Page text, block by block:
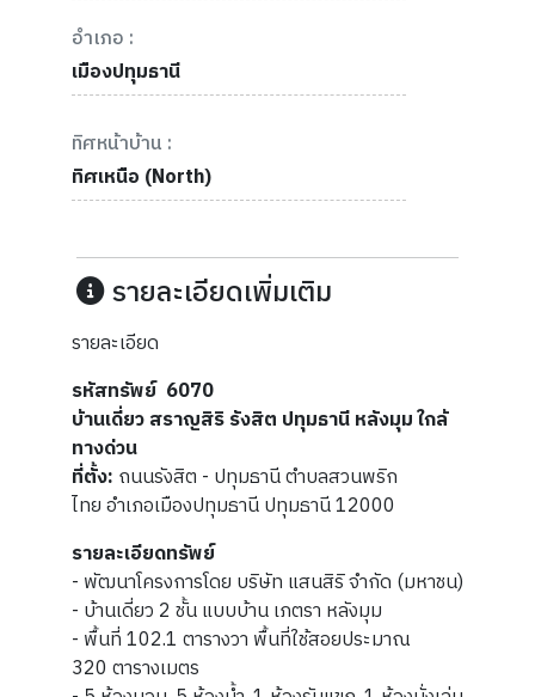
อำเภอ :
เมืองปทุมธานี
ทิศหน้าบ้าน :
ทิศเหนือ (North)
รายละเอียดเพิ่มเติม
รายละเอียด
รหัสทรัพย์ 6070
บ้านเดี่ยว สราญสิริ รังสิต ปทุมธานี หลังมุม ใกล้
ทางด่วน
ที่ตั้ง: ถนนรังสิต - ปทุมธานี ตำบลสวนพริก
ไทย อำเภอเมืองปทุมธานี ปทุมธานี 12000
รายละเอียดทรัพย์
- พัฒนาโครงการโดย บริษัท แสนสิริ จำกัด (มหาชน)
- บ้านเดี่ยว 2 ชั้น แบบบ้าน เภตรา หลังมุม
- พื้นที่ 102.1 ตารางวา พื้นที่ใช้สอยประมาณ
320 ตารางเมตร